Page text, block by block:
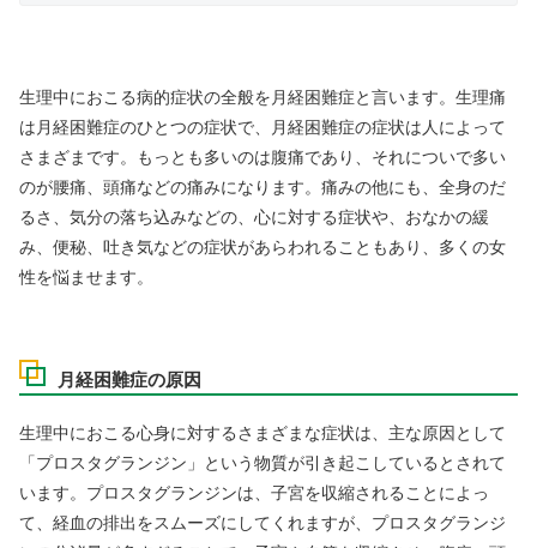
生理中におこる病的症状の全般を月経困難症と言います。生理痛
は月経困難症のひとつの症状で、月経困難症の症状は人によって
さまざまです。もっとも多いのは腹痛であり、それについで多い
のが腰痛、頭痛などの痛みになります。痛みの他にも、全身のだ
るさ、気分の落ち込みなどの、心に対する症状や、おなかの緩
み、便秘、吐き気などの症状があらわれることもあり、多くの女
性を悩ませます。
月経困難症の原因
生理中におこる心身に対するさまざまな症状は、主な原因として
「プロスタグランジン」という物質が引き起こしているとされて
います。プロスタグランジンは、子宮を収縮されることによっ
て、経血の排出をスムーズにしてくれますが、プロスタグランジ